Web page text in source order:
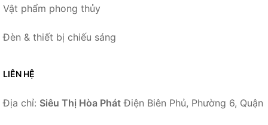
Vật phẩm phong thủy
Đèn & thiết bị chiếu sáng
LIÊN HỆ
Địa chỉ: Siêu Thị Hòa Phát Điện Biên Phủ, Phường 6, Quận